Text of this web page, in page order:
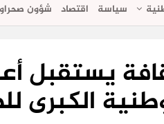
سياسة اقتصاد شؤون
يستقبل